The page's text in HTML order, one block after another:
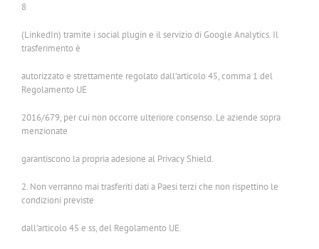
8
(LinkedIn) tramite i social plugin e il servizio di Google Analytics. Il
trasferimento è
autorizzato e strettamente regolato dall’articolo 45, comma 1 del
Regolamento UE
2016/679, per cui non occorre ulteriore consenso. Le aziende sopra
menzionate
garantiscono la propria adesione al Privacy Shield.
2. Non verranno mai trasferiti dati a Paesi terzi che non rispettino le
condizioni previste
dall’articolo 45 e ss, del Regolamento UE.